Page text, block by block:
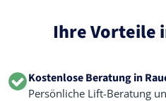
Ihre Vorteile
Kostenlose Beratung in
Persönliche Lift-Beratung